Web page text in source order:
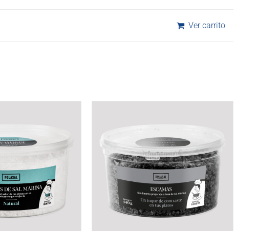
Ver carrito